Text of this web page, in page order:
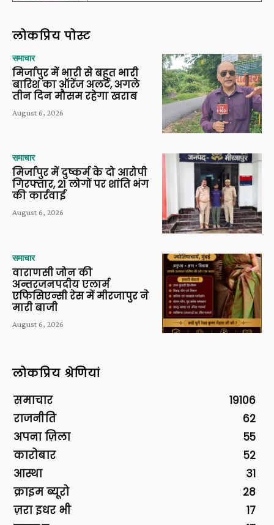
लोकप्रिय पोस्ट
समाचार
मिर्जापुर में भारी से बहुत भारी
बारिश का ऑरेंज अलर्ट, अगले
तीन दिन मौसम रहेगा खराब
August 6, 2026
समाचार
मिर्जापुर में दुष्कर्म के दो आरोपी
गिरफ्तार, 21 लोगों पर शांति भंग
की कार्रवाई
August 6, 2026
समाचार
वाराणसी जोन की
अन्तरजनपदीय एलार्म
एफिसिएन्सी रेस में मीरजापुर ने
मारी बाजी
August 6, 2026
लोकप्रिय श्रेणियां
समाचार
19106
राजनीति
62
अपना ज़िला
55
कारोबार
52
आस्था
31
क्राइम ब्यूरो
28
ज़रा इधर भी
17